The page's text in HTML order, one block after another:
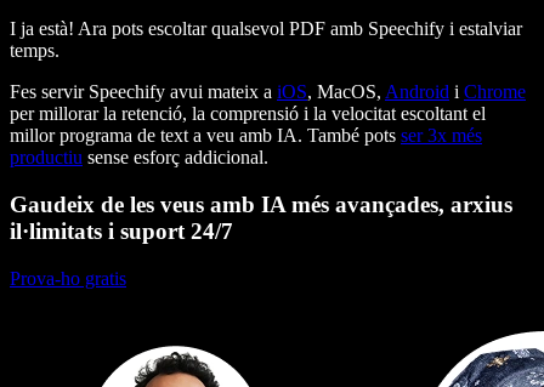
I ja està! Ara pots escoltar qualsevol PDF amb Speechify i estalviar
temps.
Fes servir Speechify avui mateix a iOS, MacOS, Android i Chrome
per millorar la retenció, la comprensió i la velocitat escoltant el
millor programa de text a veu amb IA. També pots ser 3x més
productiu sense esforç addicional.
Gaudeix de les veus amb IA més avançades, arxius
il·limitats i suport 24/7
Prova-ho gratis